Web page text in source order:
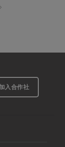
›
加入合作社